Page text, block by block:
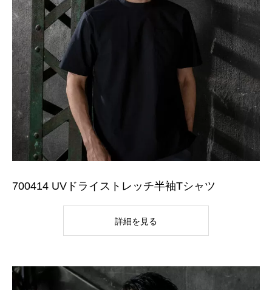
700414 UVドライストレッチ半袖Tシャツ
詳細を見る